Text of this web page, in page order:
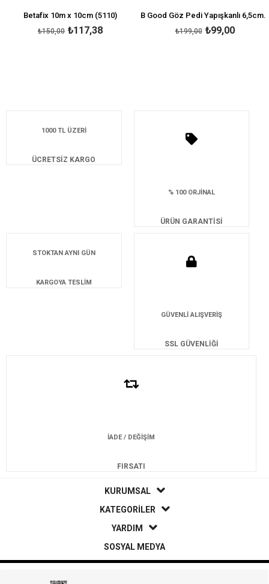
Betafix 10m x 10cm (5110)
₺117,38
₺150,00
B Good Göz Pedi Yapışkanlı 6,5cm x 9,5cm 5li
₺99,00
₺199,00
1000 TL ÜZERİ
ÜCRETSİZ KARGO
% 100 ORJİNAL
ÜRÜN GARANTİSİ
STOKTAN AYNI GÜN
KARGOYA TESLİM
GÜVENLİ ALIŞVERİŞ
SSL GÜVENLİĞİ
İADE / DEĞİŞİM
FIRSATI
KURUMSAL
KATEGORİLER
YARDIM
SOSYAL MEDYA